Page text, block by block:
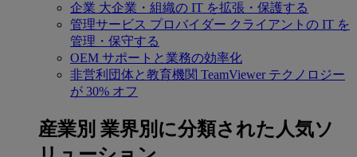
企業 大企業・組織の IT を拡張・保護する
管理サービス プロバイダー クライアントの IT を
管理・保守する
OEM サポートと業務の効率化
非営利団体と教育機関 TeamViewer テクノロジー
が 30% オフ
産業別 業界別に分類された人気ソ